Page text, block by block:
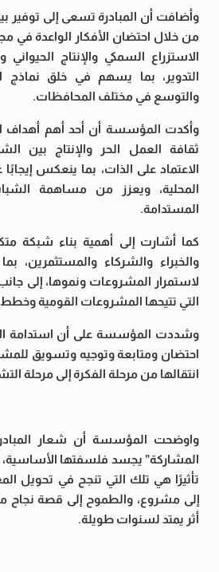
وأضافت أن المبادرة تسعى إلى توفير
من خلال احتضان الأفكار الواعدة في
الاستزراع السمكي والإنتاج الحيواني
التدوير، بما يسهم في خلق نماذج
والتوسع في مختلف المحافظات.
وأكدت المؤسسة أن أحد أهم أهداف
ثقافة العمل الحر والإنتاج بين
الاعتماد على الذات، بما ينعكس
المحلية، ويعزز من مساهمة
المستدامة.
كما أشارت إلى أهمية بناء شبكة
والخبراء والشركاء والمستثمرين،
لاستمرار المشروعات ونموها، إلى
التي تتيحها المشروعات القومية وخطط
وشددت المؤسسة على أن استدامة
احتضان ومتابعة وتوجيه وتسويق
انتقالها من مرحلة الفكرة إلى مرحلة
واوضحت المؤسسة أن شعار
المشاركة” يجسد فلسفتها الأساسية،
تأثيرًا هي تلك التي تنجح في تحويل
إلى مشروع، والطموح إلى قصة نجاح
أثر يمتد لسنوات طويلة.